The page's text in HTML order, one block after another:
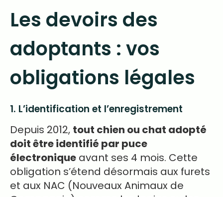
Les devoirs des
adoptants : vos
obligations légales
1. L’identification et l’enregistrement
Depuis 2012, tout chien ou chat adopté
doit être identifié par puce
électronique avant ses 4 mois. Cette
obligation s’étend désormais aux furets
et aux NAC (Nouveaux Animaux de